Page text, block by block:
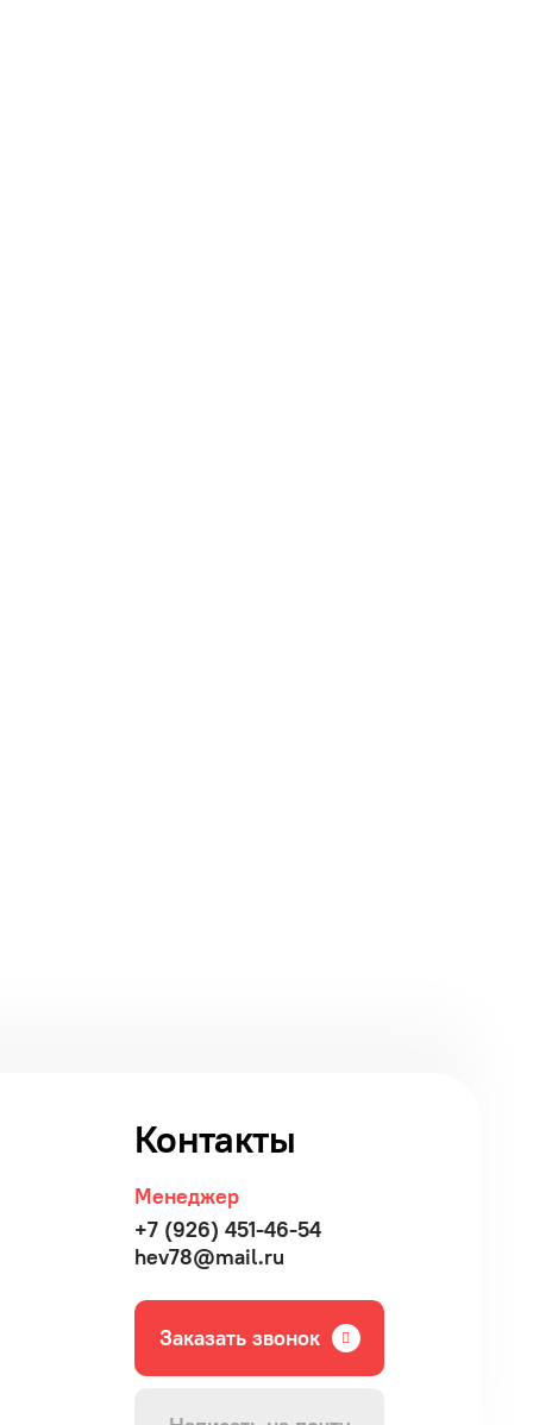
Контакты
Менеджер
+7 (926) 451-46-54
hev78@mail.ru
Заказать звонок